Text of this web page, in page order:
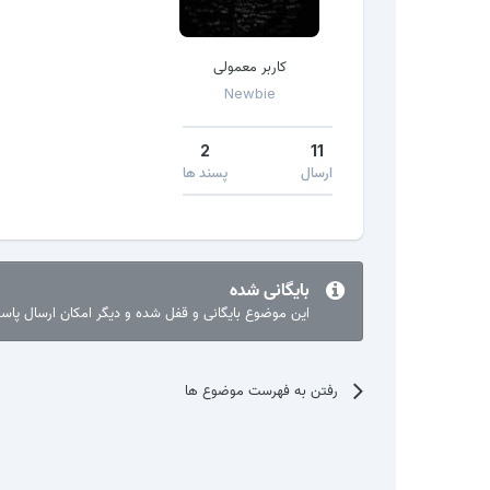
کاربر معمولی
Newbie
11
ارسال
2
پسند ها
بایگانی شده
این موضوع بایگانی و قفل شده و دیگر امکان ارسال
رفتن به فهرست موضوع ها